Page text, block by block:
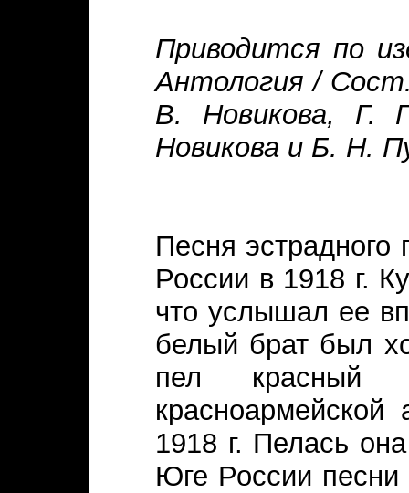
Приводится по
Антология /
В. Новикова, Г.
Новикова и Б. Н.
Песня
России в 1918 г.
что услышал ее
белый брат был
пел красный
красноармейской
1918 г. Пелась
Юге России песни